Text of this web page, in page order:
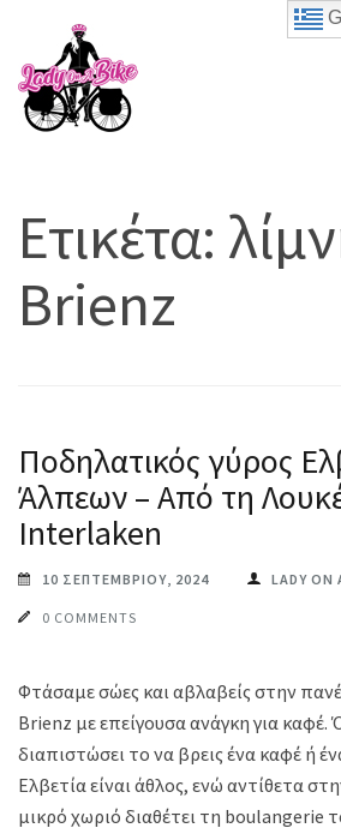
content
(Press
Ετικέτα:
Brienz
Ποδηλατικός γύρος
Άλπεων – Από τη
Interlaken
10 ΣΕΠΤΕΜΒΡΊΟΥ, 2024 LADY ON
0 COMMENTS
Φτάσαμε σώες και αβλαβείς στην
Brienz με επείγουσα ανάγκη για
διαπιστώσει το να βρεις ένα καφέ ή
Ελβετία είναι άθλος, ενώ αντίθετα
μικρό χωριό διαθέτει τη boulangerie